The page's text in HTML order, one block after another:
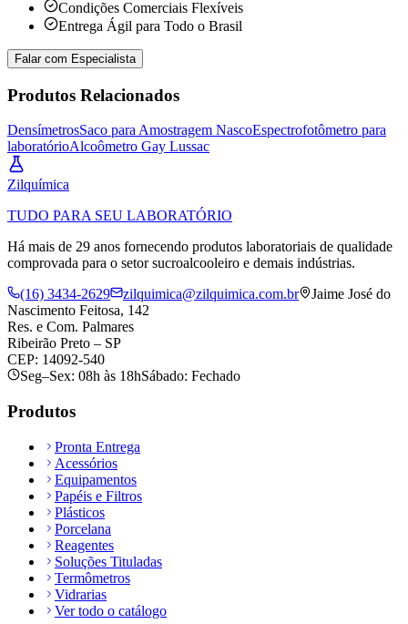
Condições Comerciais Flexíveis
Entrega Ágil para Todo o Brasil
Falar com Especialista
Produtos Relacionados
DensímetrosSaco para Amostragem NascoEspectrofotômetro para
laboratórioAlcoômetro Gay Lussac
Zilquímica
TUDO PARA SEU LABORATÓRIO
Há mais de 29 anos fornecendo produtos laboratoriais de qualidade
comprovada para o setor sucroalcooleiro e demais indústrias.
(16) 3434-2629
zilquimica@zilquimica.com.br
Jaime José do
Nascimento Feitosa, 142
Res. e Com. Palmares
Ribeirão Preto – SP
CEP: 14092-540
Seg–Sex: 08h às 18hSábado: Fechado
Produtos
Pronta Entrega
Acessórios
Equipamentos
Papéis e Filtros
Plásticos
Porcelana
Reagentes
Soluções Tituladas
Termômetros
Vidrarias
Ver todo o catálogo